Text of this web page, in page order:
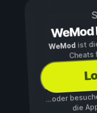
WeMod ist
...oder
die